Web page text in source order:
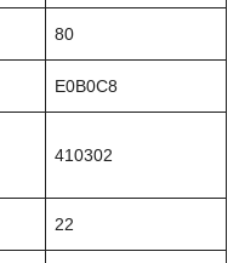
80
E0B0C8
410302
22